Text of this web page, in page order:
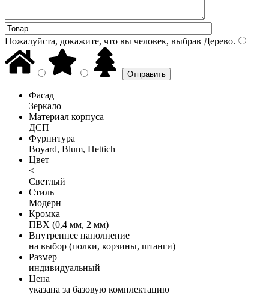
Пожалуйста, докажите, что вы человек, выбрав Дерево.
Фасад
Зеркало
Материал корпуса
ДСП
Фурнитура
Boyard, Blum, Hettich
Цвет
<
Светлый
Стиль
Модерн
Кромка
ПВХ (0,4 мм, 2 мм)
Внутреннее наполнение
на выбор (полки, корзины, штанги)
Размер
индивидуальный
Цена
указана за базовую комплектацию